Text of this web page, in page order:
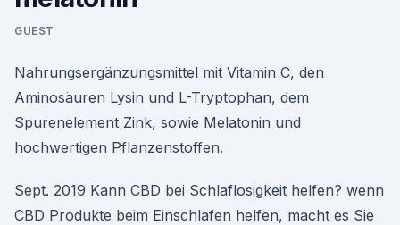
GUEST
Nahrungsergänzungsmittel mit Vitamin C, den
Aminosäuren Lysin und L-Tryptophan, dem
Spurenelement Zink, sowie Melatonin und
hochwertigen Pflanzenstoffen.
Sept. 2019 Kann CBD bei Schlaflosigkeit helfen? wenn
CBD Produkte beim Einschlafen helfen, macht es Sie